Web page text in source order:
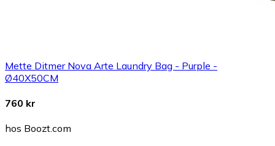
Mette Ditmer Nova Arte Laundry Bag - Purple -
Ø40X50CM
760 kr
hos Boozt.com